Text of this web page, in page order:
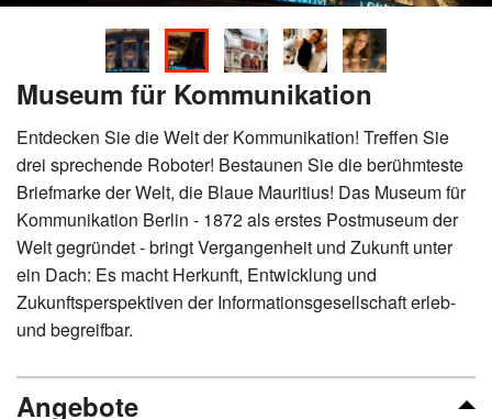
Museum für Kommunikation
Entdecken Sie die Welt der Kommunikation! Treffen Sie
drei sprechende Roboter! Bestaunen Sie die berühmteste
Briefmarke der Welt, die Blaue Mauritius! Das Museum für
Kommunikation Berlin - 1872 als erstes Postmuseum der
Welt gegründet - bringt Vergangenheit und Zukunft unter
ein Dach: Es macht Herkunft, Entwicklung und
Zukunftsperspektiven der Informationsgesellschaft erleb-
und begreifbar.
Angebote